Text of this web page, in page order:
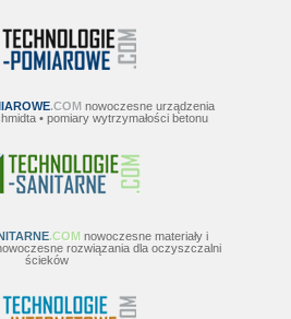
.COMnowoczesne urządzenia
• pomiary wytrzymałości betonu
.COMnowoczesne materiały i
rozwiązania dla oczyszczalni
ścieków